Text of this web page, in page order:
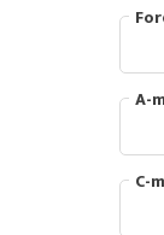
A-
C-